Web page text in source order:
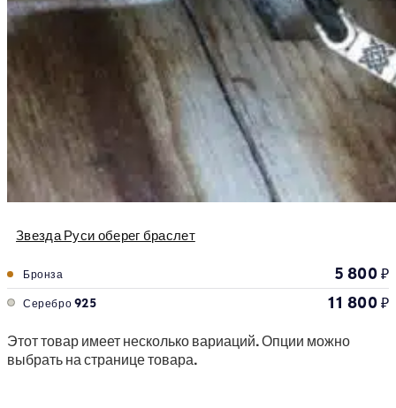
Звезда Руси оберег браслет
Бронза 5 800₽
Серебро 925 11 800₽
Этот товар имеет несколько вариаций. Опции можно
выбрать на странице товара.